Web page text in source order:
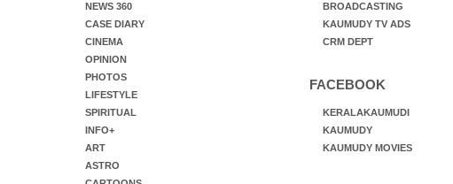
NEWS 360
CASE DIARY
CINEMA
OPINION
PHOTOS
LIFESTYLE
SPIRITUAL
INFO+
ART
ASTRO
BROADCASTING
KAUMUDY TV ADS
CRM DEPT
FACEBOOK
KERALAKAUMUDI
KAUMUDY
KAUMUDY MOVIES